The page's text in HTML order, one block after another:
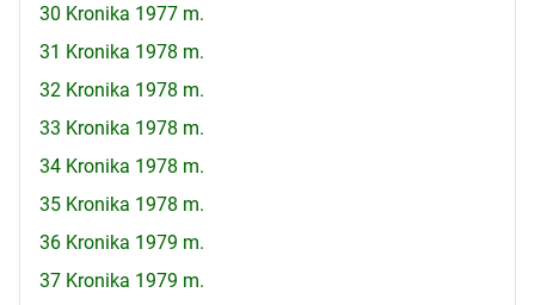
30 Kronika 1977 m.
31 Kronika 1978 m.
32 Kronika 1978 m.
33 Kronika 1978 m.
34 Kronika 1978 m.
35 Kronika 1978 m.
36 Kronika 1979 m.
37 Kronika 1979 m.